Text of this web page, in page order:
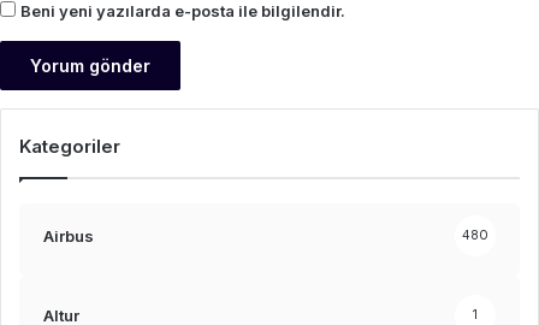
Beni yeni yazılarda e-posta ile bilgilendir.
Kategoriler
Airbus 480
Altur 1